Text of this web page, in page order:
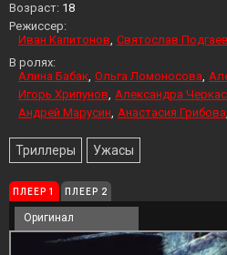
Возраст: 18
Режиссер:
Иван Капитонов Святослав
В ролях:
Алина Бабак Ольга Ломоносова
Игорь Хрипунов Александра
Андрей Марусин Анастасия Грибова
Триллеры Ужасы
ПЛЕЕР 1 ПЛЕЕР 2
Оригинал